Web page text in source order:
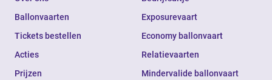
Ballonvaarten
Tickets bestellen
Acties
Prijzen
Exposurevaart
Economy ballonvaart
Relatievaarten
Mindervalide ballonvaart